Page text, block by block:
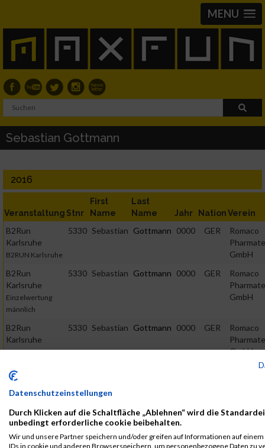
MENU
Sebastian Gottmann
2016
Veranstaltung Stnr
First
Name
Last
Name
Jahr NationVerein
B2Run
Karlsruhe
B2RUN Karlsruhe
5330 Sebastian Gottmann 0000 GER
Romaco
GmbH
B2Run
Karlsruhe
Einzelwertung
männlich
5330 Sebastian Gottmann 0000 GER
Romaco
GmbH
B2Run
Karlsruhe
Teamwertung
5330 Sebastian Gottmann 0000 GER
Romaco
GmbH
B2Run
Karlsruhe
mixed
Legende:
Datenschutzeinstellungen
Durch Klicken auf die Schaltfläche „Ablehnen“ wird die
unbedingt erforderliche cookie beibehalten.
Wir und unsere Partner speichern und/oder greifen auf Informationen auf einem
IDs in cookie und anderen Browserspeichern, um personenbezogene Daten zu